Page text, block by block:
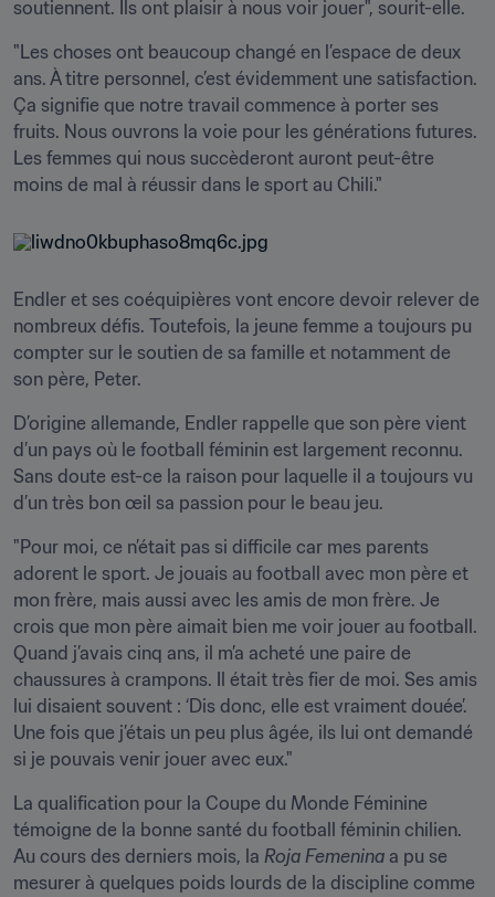
soutiennent. Ils ont plaisir à nous voir jouer", sourit-elle.
"Les choses ont beaucoup changé en l’espace de deux
ans. À titre personnel, c’est évidemment une satisfaction.
Ça signifie que notre travail commence à porter ses
fruits. Nous ouvrons la voie pour les générations futures.
Les femmes qui nous succèderont auront peut-être
moins de mal à réussir dans le sport au Chili."
Endler et ses coéquipières vont encore devoir relever de
nombreux défis. Toutefois, la jeune femme a toujours pu
compter sur le soutien de sa famille et notamment de
son père, Peter.
D’origine allemande, Endler rappelle que son père vient
d’un pays où le football féminin est largement reconnu.
Sans doute est-ce la raison pour laquelle il a toujours vu
d’un très bon œil sa passion pour le beau jeu.
"Pour moi, ce n’était pas si difficile car mes parents
adorent le sport. Je jouais au football avec mon père et
mon frère, mais aussi avec les amis de mon frère. Je
crois que mon père aimait bien me voir jouer au football.
Quand j’avais cinq ans, il m’a acheté une paire de
chaussures à crampons. Il était très fier de moi. Ses amis
lui disaient souvent : ‘Dis donc, elle est vraiment douée’.
Une fois que j’étais un peu plus âgée, ils lui ont demandé
si je pouvais venir jouer avec eux."
La qualification pour la Coupe du Monde Féminine
témoigne de la bonne santé du football féminin chilien.
Au cours des derniers mois, la Roja Femenina a pu se
mesurer à quelques poids lourds de la discipline comme